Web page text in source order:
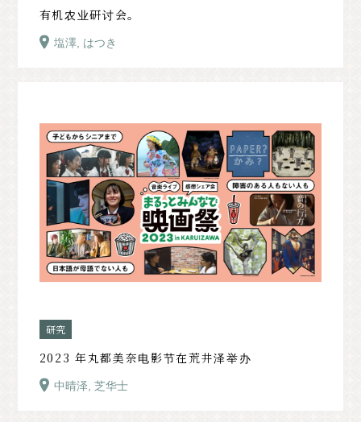
有机农业研讨会。
塩澤, はつき
研究
2023 年丸都美奈电影节在荒井泽举办
中晴泽, 芝华士